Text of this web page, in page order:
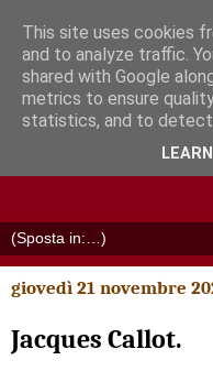
giovedì 21 novembre
Jacques Callot.
This site uses cookies
and to analyze traffic.
shared with Google
metrics to ensure
statistics, and to detect